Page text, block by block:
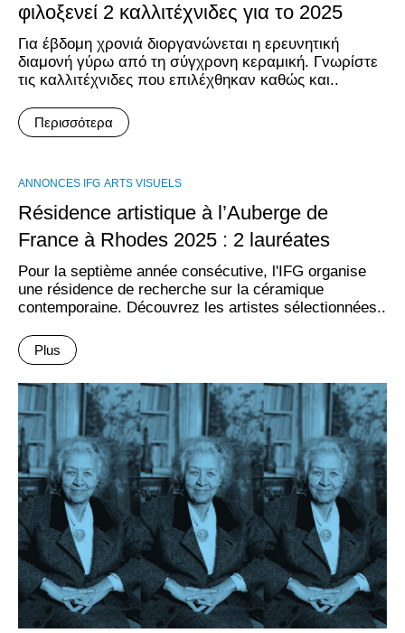
φιλοξενεί 2 καλλιτέχνιδες για το 2025
Για έβδομη χρονιά διοργανώνεται η ερευνητική
διαμονή γύρω από τη σύγχρονη κεραμική. Γνωρίστε
τις καλλιτέχνιδες που επιλέχθηκαν καθώς και..
Περισσότερα
ANNONCES IFG ARTS VISUELS
Résidence artistique à l’Auberge de
France à Rhodes 2025 : 2 lauréates
Pour la septième année consécutive, l'IFG organise
une résidence de recherche sur la céramique
contemporaine. Découvrez les artistes sélectionnées..
Plus